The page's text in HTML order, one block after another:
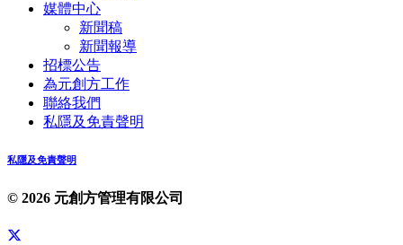
媒體中心
新聞稿
新聞報導
招標公告
為元創方工作
聯絡我們
私隱及免責聲明
私隱及免責聲明
© 2026 元創方管理有限公司